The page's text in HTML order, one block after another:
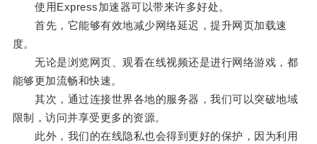
使用Express加速器可以带来许多好处。
首先，它能够有效地减少网络延迟，提升网页加载速
度。
无论是浏览网页、观看在线视频还是进行网络游戏，都
能够更加流畅和快速。
其次，通过连接世界各地的服务器，我们可以突破地域
限制，访问并享受更多的资源。
此外，我们的在线隐私也会得到更好的保护，因为利用